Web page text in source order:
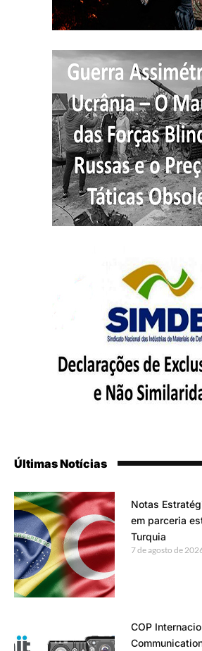
Últimas Notícias
Notas
em parceria
Turquia
7 de agosto de
COP